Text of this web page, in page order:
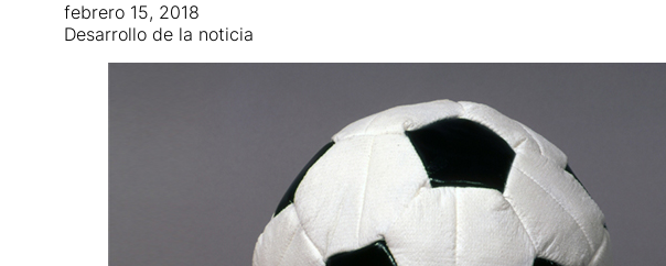
febrero 15, 2018
Desarrollo de la noticia